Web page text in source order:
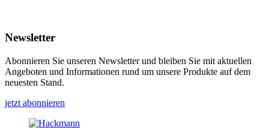
Newsletter
Abonnieren Sie unseren Newsletter und bleiben Sie mit aktuellen
Angeboten und Informationen rund um unsere Produkte auf dem
neuesten Stand.
jetzt abonnieren